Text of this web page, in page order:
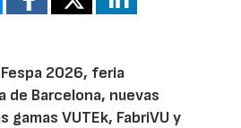
2026, feria
de Barcelona, nuevas
gamas VUTEk, FabriVU y